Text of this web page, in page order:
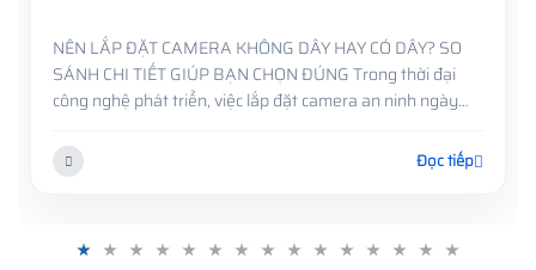
NÊN LẮP ĐẶT CAMERA KHÔNG DÂY HAY CÓ DÂY? SO
SÁNH CHI TIẾT GIÚP BẠN CHỌN ĐÚNG Trong thời đại
công nghệ phát triển, việc lắp đặt camera an ninh ngày
đến nhà xưởng ....
Đọc tiếp